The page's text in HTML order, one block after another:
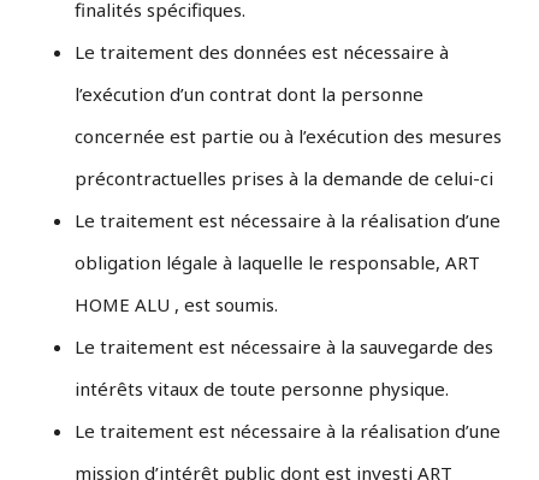
finalités spécifiques.
Le traitement des données est nécessaire à
l’exécution d’un contrat dont la personne
concernée est partie ou à l’exécution des mesures
précontractuelles prises à la demande de celui-ci
Le traitement est nécessaire à la réalisation d’une
obligation légale à laquelle le responsable, ART
HOME ALU , est soumis.
Le traitement est nécessaire à la sauvegarde des
intérêts vitaux de toute personne physique.
Le traitement est nécessaire à la réalisation d’une
mission d’intérêt public dont est investi ART